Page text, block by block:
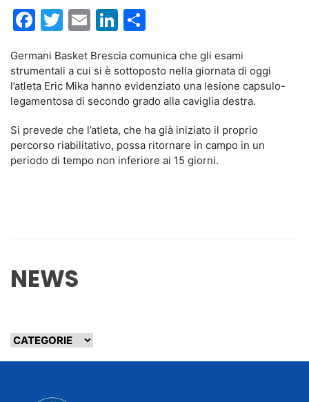
Facebook
Twitter
EmailLinkedIn
Germani Basket Brescia comunica che gli esami
strumentali a cui si è sottoposto nella giornata di oggi
l’atleta Eric Mika hanno evidenziato una lesione capsulo-
legamentosa di secondo grado alla caviglia destra.
Si prevede che l’atleta, che ha già iniziato il proprio
percorso riabilitativo, possa ritornare in campo in un
periodo di tempo non inferiore ai 15 giorni.
NEWS